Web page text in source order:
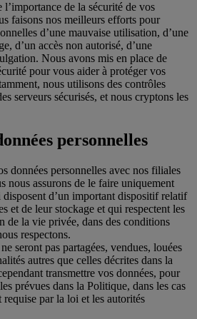
de la sécurité de vos
faisons nos meilleurs efforts pour
d’une mauvaise utilisation, d’une
d’un accès non autorisé, d’une
Nous avons mis en place de
pour vous aider à protéger vos
nous utilisons des contrôles
serveurs sécurisés, et nous cryptons les
personnelles
données personnelles avec nos filiales
nous assurons de le faire uniquement
disposent d’un important dispositif relatif
et de leur stockage et qui respectent les
de la vie privée, dans des conditions
respectons.
seront pas partagées, vendues, louées
autres que celles décrites dans la
transmettre vos données, pour
prévues dans la Politique, dans les cas
par la loi et les autorités